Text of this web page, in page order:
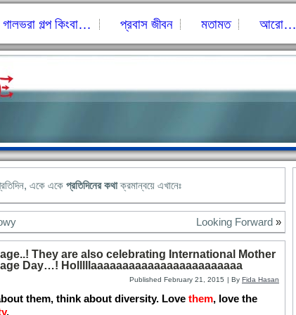
গালভরা গল্প কিংবা… প্রবাস জীবন মতামত আরো…
একে একে প্রতিদিনের কথাক্রমান্বয়ে এখানেঃ
Looking Forward »
They are also celebrating International Mother
Day…! Holllllaaaaaaaaaaaaaaaaaaaaaaaa
Published February 21, 2015 | By Fida Hasan
them, think about diversity. Love them, love the
.